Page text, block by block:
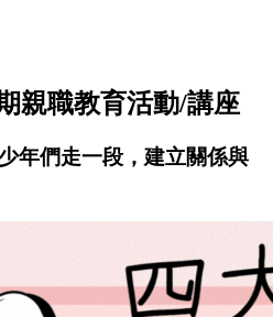
親職教育活動/講座
年們走一段，建立關係與